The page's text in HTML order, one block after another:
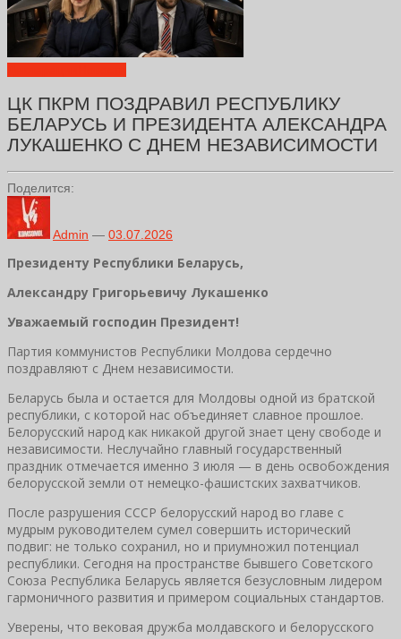
ЦК ПКРМ ПОЗДРАВИЛ РЕСПУБЛИКУ
БЕЛАРУСЬ И ПРЕЗИДЕНТА АЛЕКСАНДРА
ЛУКАШЕНКО С ДНЕМ НЕЗАВИСИМОСТИ
Поделится:
Admin — 03.07.2026
Президенту Республики Беларусь,
Александру Григорьевичу Лукашенко
Уважаемый господин Президент!
Партия коммунистов Республики Молдова сердечно
поздравляют с Днем независимости.
Беларусь была и остается для Молдовы одной из братской
республики, с которой нас объединяет славное прошлое.
Белорусский народ как никакой другой знает цену свободе и
независимости. Неслучайно главный государственный
праздник отмечается именно 3 июля — в день освобождения
белорусской земли от немецко-фашистских захватчиков.
После разрушения СССР белорусский народ во главе с
мудрым руководителем сумел совершить исторический
подвиг: не только сохранил, но и приумножил потенциал
республики. Сегодня на пространстве бывшего Советского
Союза Республика Беларусь является безусловным лидером
гармоничного развития и примером социальных стандартов.
Уверены, что вековая дружба молдавского и белорусского